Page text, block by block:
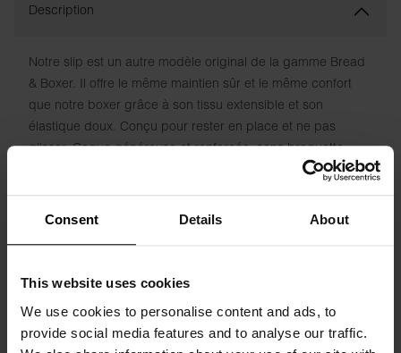
Consent Details About
This website uses cookies
We use cookies to personalise content and ads, to
provide social media features and to analyse our traffic.
Description
Notre slip est un autre modèle original de la gamme Bread
& Boxer. Il offre le même maintien sûr et le même confort
que notre boxer grâce à son tissu extensible et son
élastique doux. Conçu pour rester en place et ne pas
glisser. Coque généreuse et renforcée, sans braguette,
avec double épaisseur de tissu. Logo discret et, comme
la place des patchs anti-frottements.
taille M.